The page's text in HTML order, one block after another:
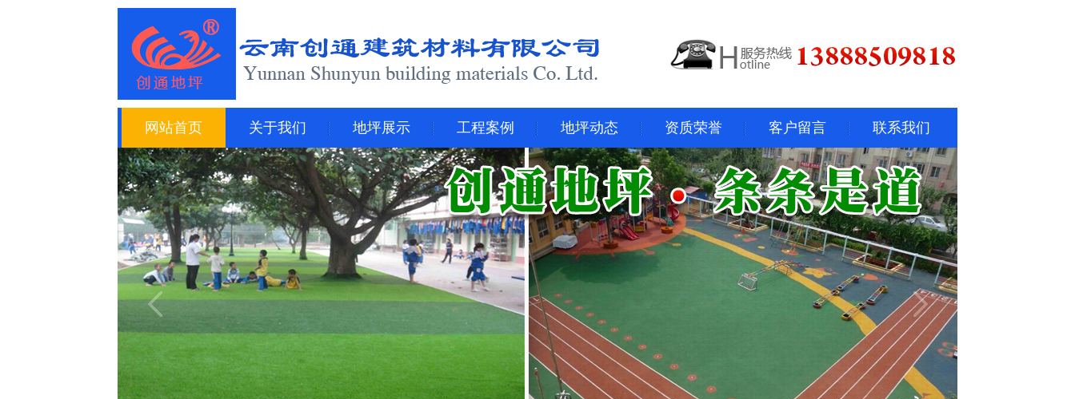
网站首页 关于我们 地坪展示 工程案例 地坪动态 资质荣誉 客户留言 联系我们